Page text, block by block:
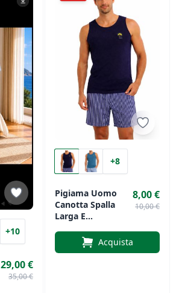
+10
29,00 €
35,00 €
+8
Pigiama Uomo
Canotta Spalla
Larga E
Corto Vanuè Art.
1369
8,00 €
10,00 €
Acquista